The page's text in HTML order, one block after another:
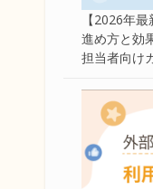
【2026年
進め方と効
担当者向け